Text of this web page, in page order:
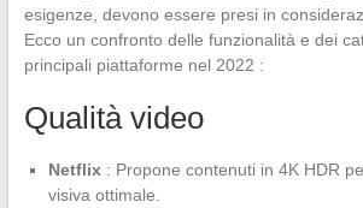
esigenze, devono essere presi in
Ecco un confronto delle funzionalità e dei
principali piattaforme nel 2022 :
Qualità video
Netflix: Propone contenuti in 4K HDR
visiva ottimale.